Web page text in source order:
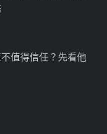
值得信任？先看他